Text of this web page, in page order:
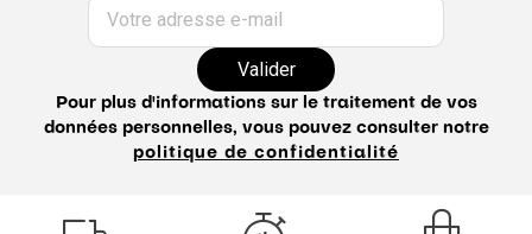
Votre adresse e-mail
Valider
Pour plus d'informations sur le traitement de vos
données personnelles, vous pouvez consulter notre
politique de confidentialité